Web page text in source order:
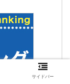
サイドバー